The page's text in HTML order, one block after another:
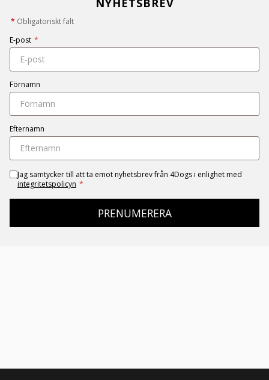
* Obligatoriskt fält
E-post *
Förnamn
Efternamn
Jag samtycker till att ta emot nyhetsbrev från 4Dogs i enlighet med
integritetspolicyn *
PRENUMERERA